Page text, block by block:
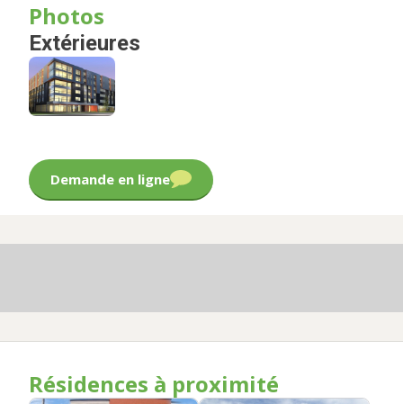
Photos
Extérieures
Demande en ligne
Résidences à proximité